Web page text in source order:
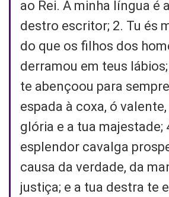
ao Rei. A minha língua é
destro escritor; 2. Tu és
do que os filhos dos
derramou em teus
te abençoou para
espada à coxa, ó
glória e a tua majestade;
esplendor cavalga
causa da verdade, da
justiça; e a tua destra te